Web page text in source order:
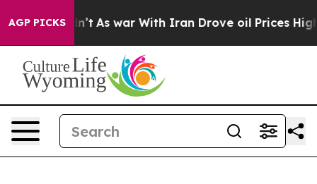
AGP PICKS
it Didn’t As war With Iran Drove oil Prices Higher,